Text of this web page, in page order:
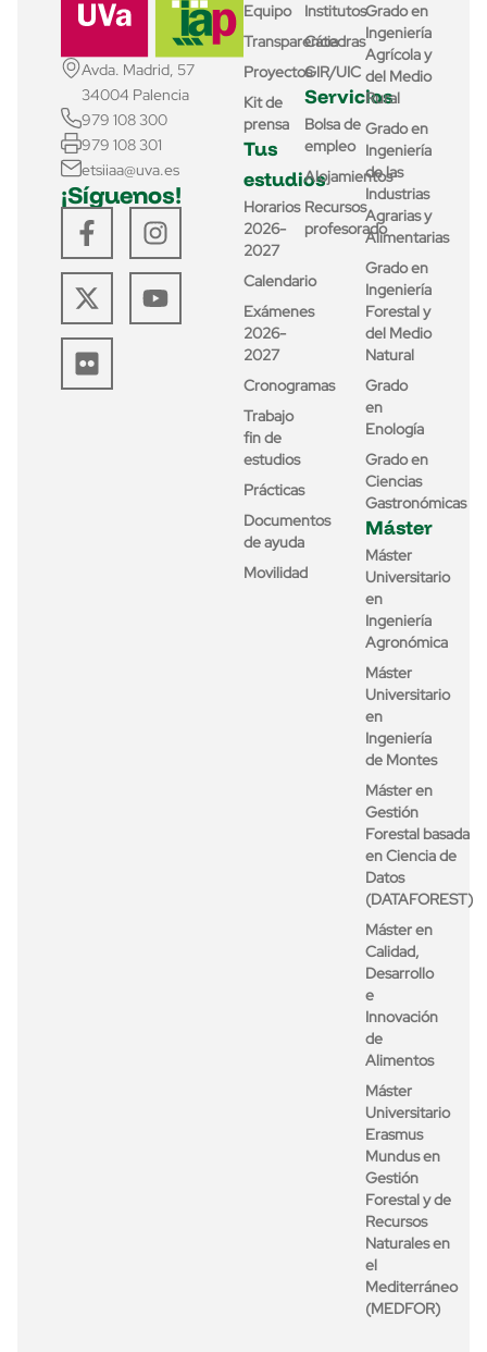
Avda. Madrid, 57
34004 Palencia
979 108 300
979 108 301
etsiiaa@uva.es
¡Síguenos!
Equipo
Transparencia
Proyectos
Kit de
prensa
Tus
estudios
Horarios
2026-
2027
Calendario
Exámenes
2026-
2027
Cronogramas
Trabajo
fin de
estudios
Prácticas
Documentos
de ayuda
Movilidad
Institutos
Cátedras
GIR/UIC
Servicios
Bolsa de
empleo
Alojamientos
Recursos
profesorado
Grado en
Ingeniería
Agrícola y
del Medio
Rural
Grado en
Ingeniería
de las
Industrias
Agrarias y
Alimentarias
Grado en
Ingeniería
Forestal y
del Medio
Natural
Grado
en
Enología
Grado en
Ciencias
Gastronómicas
Máster
Máster
Universitario
en
Ingeniería
Agronómica
Máster
Universitario
en
Ingeniería
de Montes
Máster en
Gestión
Forestal basada
en Ciencia de
Datos
(DATAFOREST)
Máster en
Calidad,
Desarrollo
e
Innovación
de
Alimentos
Máster
Universitario
Erasmus
Mundus en
Gestión
Forestal y de
Recursos
Naturales en
el
Mediterráneo
(MEDFOR)